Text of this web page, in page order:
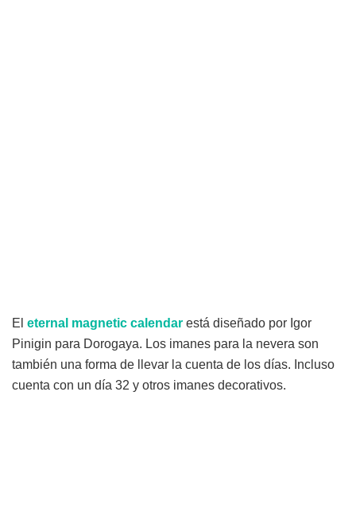
El eternal magnetic calendar está diseñado por Igor
Pinigin para Dorogaya. Los imanes para la nevera son
también una forma de llevar la cuenta de los días. Incluso
cuenta con un día 32 y otros imanes decorativos.